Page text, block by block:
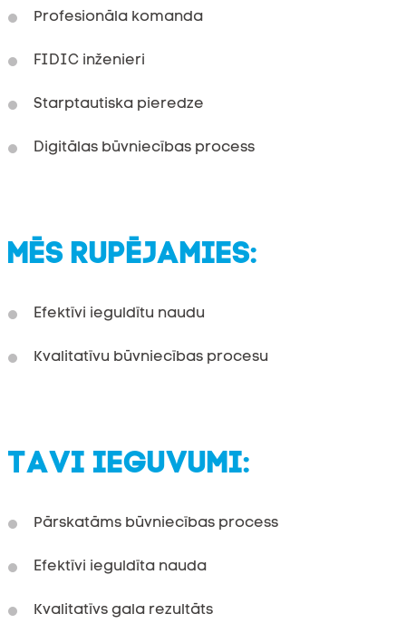
Profesionāla komanda
FIDIC inženieri
Starptautiska pieredze
Digitālas būvniecības process
MĒS RUPĒJAMIES:
Efektīvi ieguldītu naudu
Kvalitatīvu būvniecības procesu
TAVI IEGUVUMI:
Pārskatāms būvniecības process
Efektīvi ieguldīta nauda
Kvalitatīvs gala rezultāts